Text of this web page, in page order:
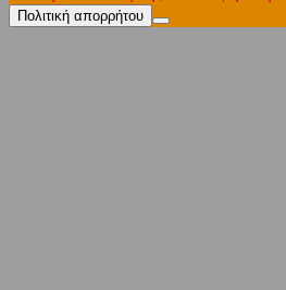
Πολιτική απορρήτου